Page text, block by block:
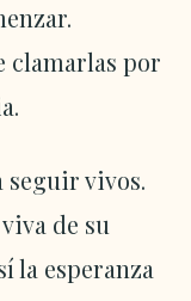
clamarlas por
seguir vivos.
de su
la esperanza